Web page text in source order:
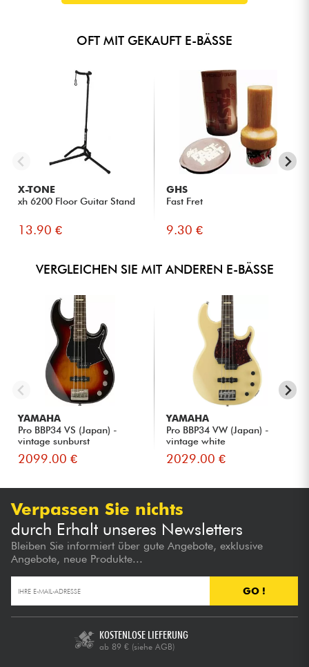
OFT MIT GEKAUFT E-BÄSSE
X-TONE
xh 6200 Floor Guitar Stand
13.90 €
GHS
Fast Fret
9.30 €
VERGLEICHEN SIE MIT ANDEREN E-BÄSSE
YAMAHA
Pro BBP34 VS (Japan) -
vintage sunburst
2099.00 €
YAMAHA
Pro BBP34 VW (Japan) -
vintage white
2029.00 €
Verpassen Sie nichts
durch Erhalt unseres Newsletters
Bleiben Sie informiert über gute Angebote, exklusive
Angebote, neue Produkte...
GO !
KOSTENLOSE LIEFERUNG
ab 89 € (siehe AGB)